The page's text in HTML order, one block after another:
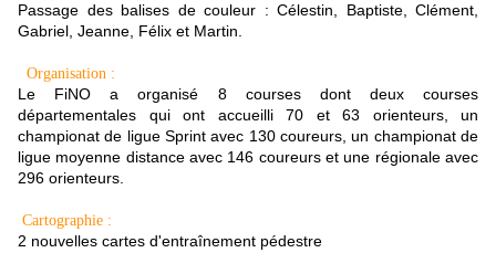
Passage des balises de couleur : Célestin, Baptiste, Clément,
Gabriel, Jeanne, Félix et Martin.
Organisation :
Le FiNO a organisé 8 courses dont deux courses
départementales qui ont accueilli 70 et 63 orienteurs, un
championat de ligue Sprint avec 130 coureurs, un championat de
ligue moyenne distance avec 146 coureurs et une régionale avec
296 orienteurs.
Cartographie :
2 nouvelles cartes d'entraînement pédestre